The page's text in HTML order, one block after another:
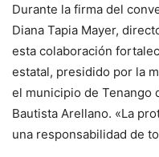
Durante la firma del
Diana Tapia Mayer,
esta colaboración
estatal, presidido por la
el municipio de Tenango
Bautista Arellano. «La
una responsabilidad de